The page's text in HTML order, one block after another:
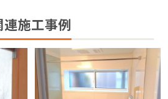
連施工事例